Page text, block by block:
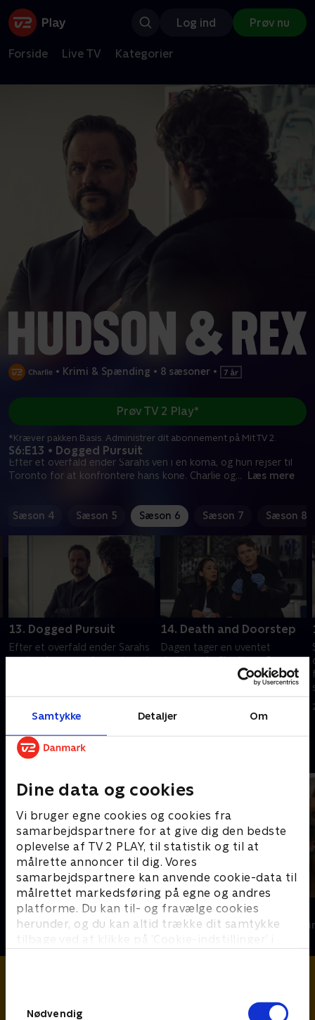
Samtykke Detaljer Om
Dine data og cookies
Vi bruger egne cookies og cookies fra
samarbejdspartnere for at give dig den bedste
oplevelse af TV 2 PLAY, til statistik og til at
målrette annoncer til dig. Vores
samarbejdspartnere kan anvende cookie-data til
målrettet markedsføring på egne og andres
platforme. Du kan til- og fravælge cookies
herunder, og du kan altid trække dit samtykke
tilbage ved at klikke på ’Cookie-indstillinger’ i
Nødvendig
Log ind Prøv nu
Forside Live TV Kategorier
• Krimi & Spænding • 8 sæsoner •
S6:E13 • Dogged Pursuit
Efter et overfald ender Sarahs ven i en koma, og hun rejser til
Toronto for at konfrontere hans kone. Charlie og... Læs mere
Prøv TV 2 Play*
*Kræver pakken Basis. Administrer dit abonnement på Mit TV 2.
Sæson 4 Sæson 5 Sæson 6 Sæson 7 Sæson 8
13. Dogged Pursuit
Efter et overfald ender Sarahs
ven i en koma, og hun rejser til
efter mistænkte tættere på
hjem.
14. Death and Doorstep
Dagen tager en uventet
drejning, da Charlie og Rex
finder en såret person i deres
køkken. Snart bliver deres hjem
forvandlet til et gerningssted.
Andre så også
Mord på Mallorca
Krimi & Spænding • 2 sæsoner
Kommissær
Krimi &